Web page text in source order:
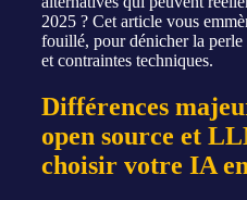
2025 ? Cet article vous
fouillé, pour dénicher la perle
et contraintes techniques.
Différences
open source et
choisir votre IA